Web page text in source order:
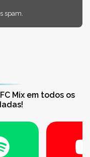
spam.
Mix em todos os